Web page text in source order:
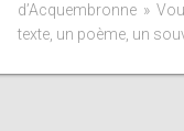
d’Acquembronne »
texte, un poème, un